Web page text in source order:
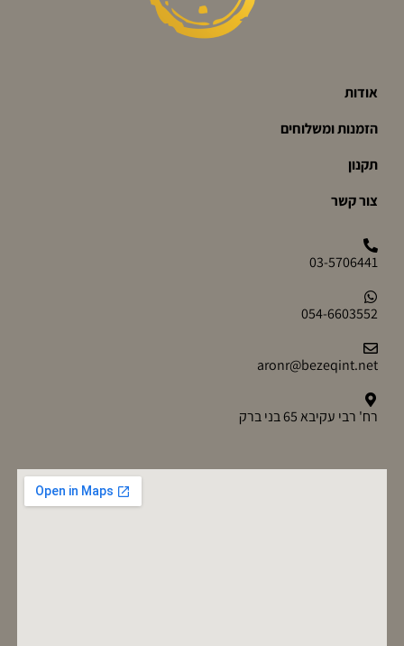
אודות
הזמנות ומשלוחים
תקנון
צור קשר
03-5706441
054-6603552
aronr@bezeqint.net
רח' רבי עקיבא 65 בני ברק